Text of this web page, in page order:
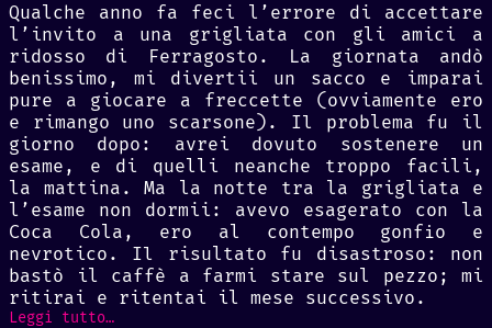
Qualche anno fa feci l’errore di accettare
l’invito a una grigliata con gli amici a
ridosso di Ferragosto. La giornata andò
benissimo, mi divertii un sacco e imparai
pure a giocare a freccette (ovviamente ero
e rimango uno scarsone). Il problema fu il
giorno dopo: avrei dovuto sostenere un
esame, e di quelli neanche troppo facili,
la mattina. Ma la notte tra la grigliata e
l’esame non dormii: avevo esagerato con la
Coca Cola, ero al contempo gonfio e
nevrotico. Il risultato fu disastroso: non
bastò il caffè a farmi stare sul pezzo; mi
ritirai e ritentai il mese successivo.
Leggi tutto…